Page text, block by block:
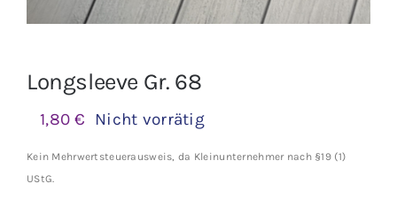
Longsleeve Gr. 68
1,80€ Nicht vorrätig
Kein Mehrwertsteuerausweis, da Kleinunternehmer nach §19 (1)
UStG.